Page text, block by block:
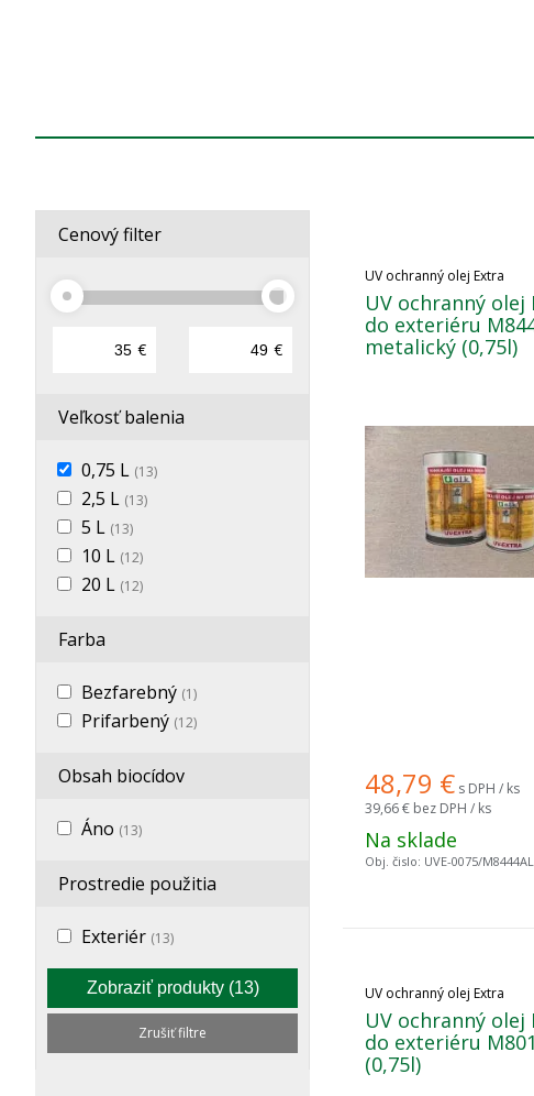
Cenový filter
€ €
Veľkosť balenia
0,75 L (13)
2,5 L (13)
5 L (13)
10 L (12)
20 L (12)
Farba
Bezfarebný (1)
Prifarbený (12)
Obsah biocídov
Áno (13)
Prostredie použitia
Exteriér (13)
Zobraziť produkty (13)
Zrušiť filtre
UV ochranný olej Extra
UV ochranný olej
do exteriéru
metalický (0,75l)
48,79 € s DPH / ks
39,66 € bez DPH / ks
Na sklade
Obj. čislo: UVE-0075/M8444AL
UV ochranný olej Extra
UV ochranný olej
do exteriéru
(0,75l)